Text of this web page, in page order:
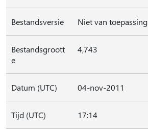
Bestandsversie Niet van toepassing
Bestandsgroott
e
4,743
Datum (UTC) 04-nov-2011
Tijd (UTC) 17:14